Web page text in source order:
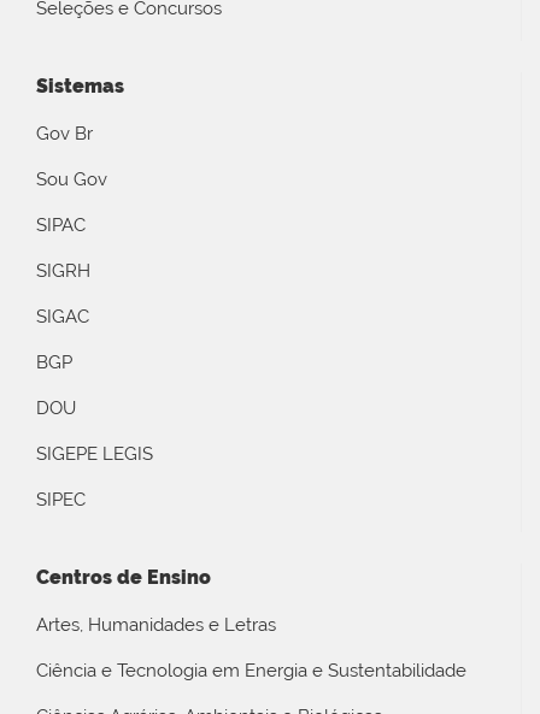
Seleções e Concursos
Sistemas
Gov Br
Sou Gov
SIPAC
SIGRH
SIGAC
BGP
DOU
SIGEPE LEGIS
SIPEC
Centros de Ensino
Artes, Humanidades e Letras
Ciência e Tecnologia em Energia e Sustentabilidade